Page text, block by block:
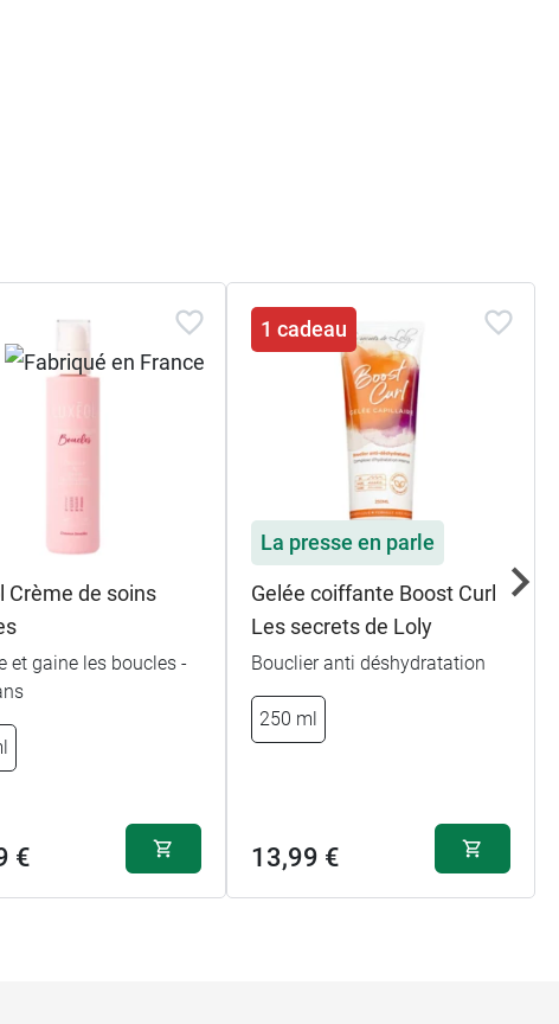
Crème de soins
et gaine les boucles -
€
1 cadeau
La presse en parle
Gelée coiffante Boost Curl
Les secrets de Loly
Bouclier anti déshydratation
250 ml
13,99 €